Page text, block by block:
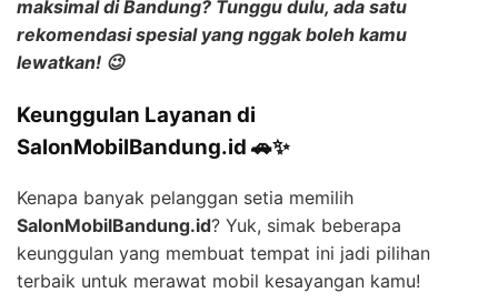
maksimaldi Bandung? Tunggu dulu, ada satu
rekomendasi spesial yang nggak boleh kamu
lewatkan! 😉
Keunggulan Layanan di
SalonMobilBandung.id 🚗✨
Kenapa banyak pelanggan setia memilih
SalonMobilBandung.id? Yuk, simak beberapa
keunggulan yang membuat tempat ini jadi pilihan
terbaik untuk merawat mobil kesayangan kamu!